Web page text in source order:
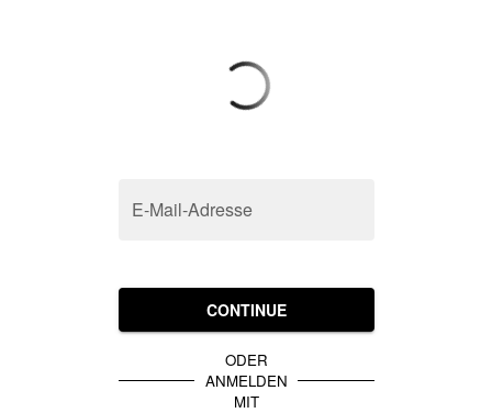
E-Mail-Adresse
CONTINUE
ODER
ANMELDEN
MIT